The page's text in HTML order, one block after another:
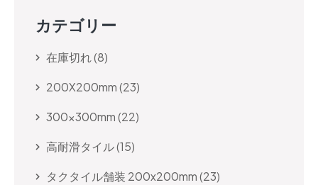
カテゴリー
在庫切れ 8
200X200mm 23
300x300mm 22
高耐滑タイル 15
タクタイル舗装 200x200mm 23